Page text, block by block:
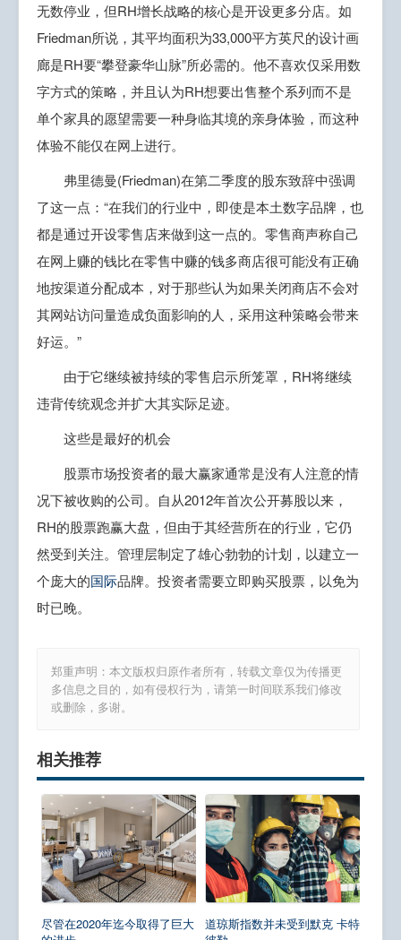
无数停业，但RH增长战略的核心是开设更多分店。如
Friedman所说，其平均面积为33,000平方英尺的设计画
廊是RH要“攀登豪华山脉”所必需的。他不喜欢仅采用数
字方式的策略，并且认为RH想要出售整个系列而不是
单个家具的愿望需要一种身临其境的亲身体验，而这种
体验不能仅在网上进行。
弗里德曼(Friedman)在第二季度的股东致辞中强调
了这一点：“在我们的行业中，即使是本土数字品牌，也
都是通过开设零售店来做到这一点的。零售商声称自己
在网上赚的钱比在零售中赚的钱多商店很可能没有正确
地按渠道分配成本，对于那些认为如果关闭商店不会对
其网站访问量造成负面影响的人，采用这种策略会带来
好运。”
由于它继续被持续的零售启示所笼罩，RH将继续
违背传统观念并扩大其实际足迹。
这些是最好的机会
股票市场投资者的最大赢家通常是没有人注意的情
况下被收购的公司。自从2012年首次公开募股以来，
RH的股票跑赢大盘，但由于其经营所在的行业，它仍
然受到关注。管理层制定了雄心勃勃的计划，以建立一
个庞大的国际品牌。投资者需要立即购买股票，以免为
时已晚。
郑重声明：本文版权归原作者所有，转载文章仅为传播更
多信息之目的，如有侵权行为，请第一时间联系我们修改
或删除，多谢。
相关推荐
尽管在2020年迄今取得了巨大
道琼斯指数并未受到默克 卡特